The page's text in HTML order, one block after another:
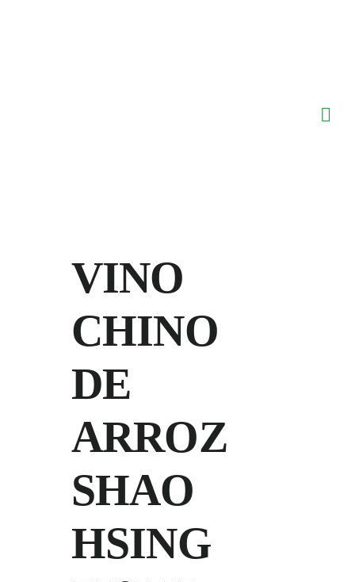
VINO
CHINO
DE
ARROZ
SHAO
HSING